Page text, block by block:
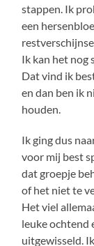
stappen. Ik
een
Ik kan het nog
Dat vind ik
en dan ben ik
houden.
Ik ging dus
voor mij best
dat groepje
of het niet te
Het viel
leuke ochtend
uitgewisseld.